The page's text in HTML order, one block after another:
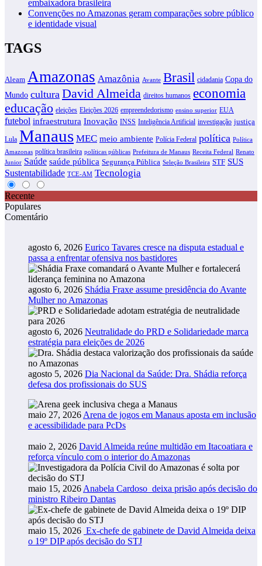
embaixadora brasileira
Convenções no Amazonas geram comparações sobre público
e identidade visual
TAGS
Aleam Amazonas Amazônia Avante Brasil cidadania Copa do
Mundo cultura David Almeida direitos humanos economia
educação eleições Eleições 2026 empreendedorismo ensino superior EUA
futebol infraestrutura Inovação INSS Inteligência Artificial investigação justiça
Lula Manaus MEC meio ambiente Polícia Federal política Política
Amazonas política brasileira políticas públicas Prefeitura de Manaus Receita Federal Renato
Junior Saúde saúde pública Segurança Pública Seleção Brasileira STF SUS
Sustentabilidade TCE-AM Tecnologia
Recente
Populares
Comentário
agosto 6, 2026 Eurico Tavares cresce na disputa estadual e
passa a enfrentar ofensiva nos bastidores
agosto 6, 2026 Shádia Fraxe assume presidência do Avante
Mulher no Amazonas
agosto 6, 2026 Neutralidade do PRD e Solidariedade marca
estratégia para eleições de 2026
agosto 5, 2026 Dia Nacional da Saúde: Dra. Shádia reforça
defesa dos profissionais do SUS
maio 27, 2026 Arena de jogos em Manaus aposta em inclusão
e acessibilidade para PcDs
maio 2, 2026 David Almeida reúne multidão em Itacoatiara e
reforça vínculo com o interior do Amazonas
maio 15, 2026 Anabela Cardoso deixa prisão após decisão do
ministro Ribeiro Dantas
maio 15, 2026 Ex-chefe de gabinete de David Almeida deixa
o 19º DIP após decisão do STJ